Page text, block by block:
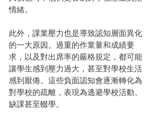
情緒。
此外，課業壓力也是導致認知層面異化
的一大原因。過重的作業量和成績要
求，以及對出席率的嚴格規定，都可能
讓學生感到壓力過大，甚至對學校生活
感到厭倦。這些負面認知會逐漸轉化為
對學校的疏離，表現為逃避學校活動、
缺課甚至輟學。